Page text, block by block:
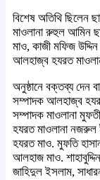
বিশেষ অতিথি ছিলেন
মাওলানা রুহুল আমিন
মাও, কাজী মফিজ
আলহাজ্ব হযরত
অনুষ্ঠানে বক্তব্য দেন
সম্পাদক আলহাজ্ব হযরত
সম্পাদক মাওলানা
হযরত মাওলানা
হযরত মাও. মুফতি
আলহাজ মাও.
জাহিদুল ইসলাম,